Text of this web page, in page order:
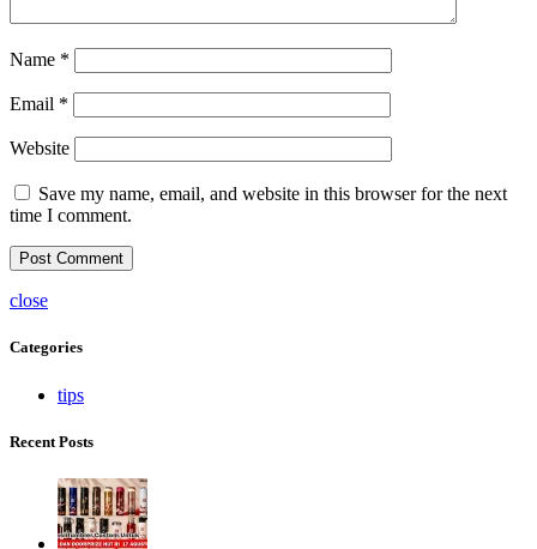
Name *
Email *
Website
Save my name, email, and website in this browser for the next
time I comment.
close
Categories
tips
Recent Posts